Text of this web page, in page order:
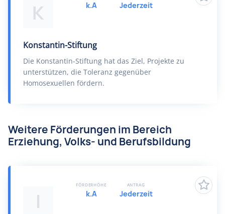
K
Konstantin-Stiftung
Die Konstantin-Stiftung hat das Ziel, Projekte zu
unterstützen, die Toleranz gegenüber
Homosexuellen fördern.
k.A Jederzeit
Weitere Förderungen im Bereich
Erziehung, Volks- und Berufsbildung
I
FÖRDERHÖHE
k.A
ANTRAG
Jederzeit